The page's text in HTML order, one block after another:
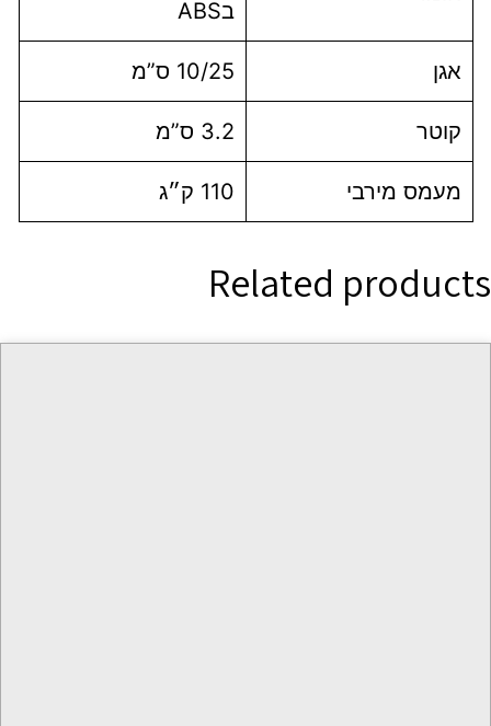
בABS
אגן 10/25 ס”מ
קוטר 3.2 ס”מ
מעמס מירבי 110 ק״ג
Related products